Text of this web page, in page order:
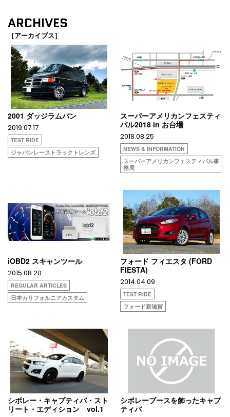
ARCHIVES
［アーカイブス］
2001 ダッジラムバン
2019.07.17
TEST RIDE
ジャパンレーストラックトレンズ
スーパーアメリカンフェスティ
バル2018 in お台場
2018.08.25
NEWS & INFORMATION
スーパーアメリカンフェスティバル事
務局
iOBD2 スキャンツール
2015.08.20
REGULAR ARTICLES
日本カリフォルニアカスタム
フォード フィエスタ (FORD
FIESTA)
2014.04.09
TEST RIDE
フォード新滋賀
シボレー・キャプティバ・スト
リート・エディション vol.1
シボレーブースを飾ったキャプ
ティバ